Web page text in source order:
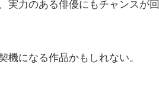
実力のある俳優にもチャンスが回
機になる作品かもしれない。